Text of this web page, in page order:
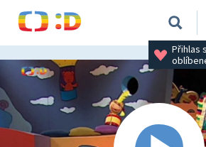
Přihlas